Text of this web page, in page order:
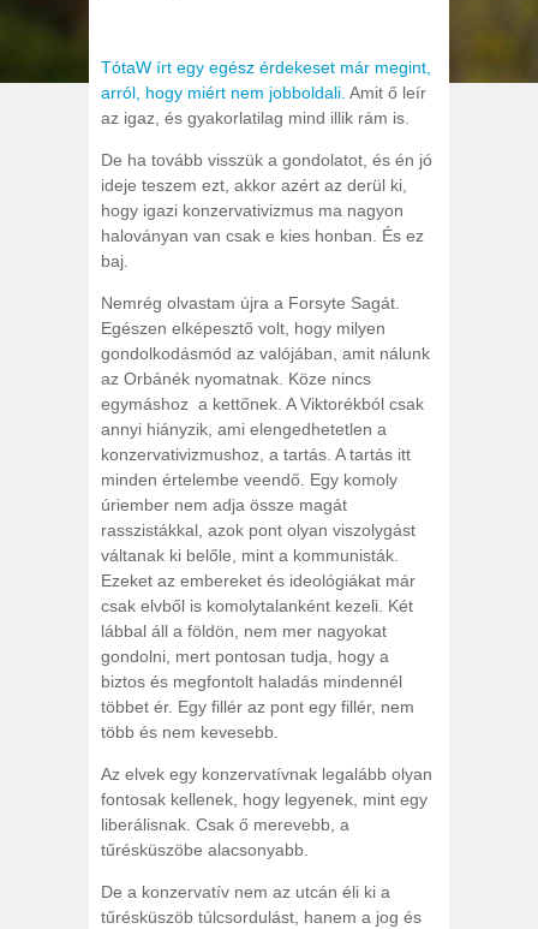
TótaW írt egy egész érdekeset már megint,
arról, hogy miért nem jobboldali. Amit ő leír
az igaz, és gyakorlatilag mind illik rám is.
De ha tovább visszük a gondolatot, és én jó
ideje teszem ezt, akkor azért az derül ki,
hogy igazi konzervativizmus ma nagyon
haloványan van csak e kies honban. És ez
baj.
Nemrég olvastam újra a Forsyte Sagát.
Egészen elképesztő volt, hogy milyen
gondolkodásmód az valójában, amit nálunk
az Orbánék nyomatnak. Köze nincs
egymáshoz a kettőnek. A Viktorékból csak
annyi hiányzik, ami elengedhetetlen a
konzervativizmushoz, a tartás. A tartás itt
minden értelembe veendő. Egy komoly
úriember nem adja össze magát
rasszistákkal, azok pont olyan viszolygást
váltanak ki belőle, mint a kommunisták.
Ezeket az embereket és ideológiákat már
csak elvből is komolytalanként kezeli. Két
lábbal áll a földön, nem mer nagyokat
gondolni, mert pontosan tudja, hogy a
biztos és megfontolt haladás mindennél
többet ér. Egy fillér az pont egy fillér, nem
több és nem kevesebb.
Az elvek egy konzervatívnak legalább olyan
fontosak kellenek, hogy legyenek, mint egy
liberálisnak. Csak ő merevebb, a
tűrésküszöbe alacsonyabb.
De a konzervatív nem az utcán éli ki a
tűrésküszöb túlcsordulást, hanem a jog és